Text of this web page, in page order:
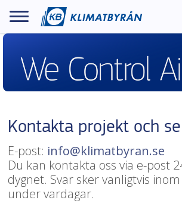
Kontakta projekt och
E-post: info@klimatbyran.se
Du kan kontakta oss via e-post
dygnet. Svar sker vanligtvis
under vardagar.